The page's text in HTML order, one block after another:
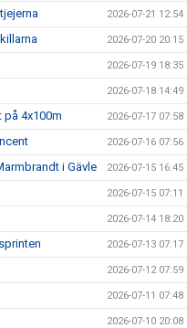
2026-07-21 12:54
2026-07-20 20:15
2026-07-19 18:35
2026-07-18 14:49
4x100m 2026-07-17 07:58
2026-07-16 07:56
i Gävle 2026-07-15 16:45
2026-07-15 07:11
2026-07-14 18:20
2026-07-13 07:17
2026-07-12 07:59
2026-07-11 07:48
2026-07-10 20:08